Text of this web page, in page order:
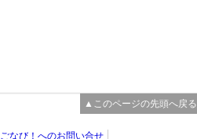
▲このページの先頭へ戻る
なび！へのお問い合せ